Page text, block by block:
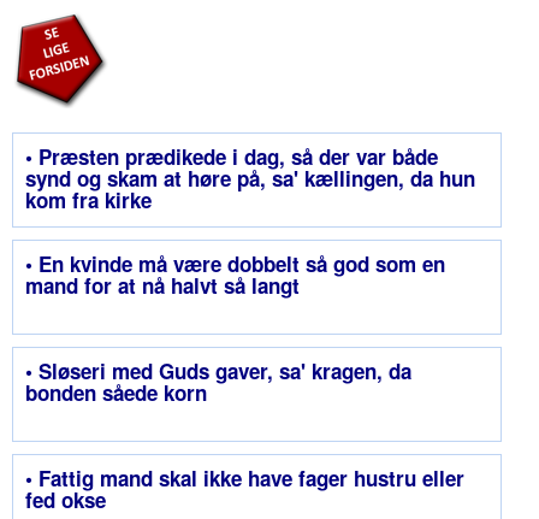
• Præsten prædikede i dag, så der var både
synd og skam at høre på, sa' kællingen, da hun
kom fra kirke
• En kvinde må være dobbelt så god som en
mand for at nå halvt så langt
• Sløseri med Guds gaver, sa' kragen, da
bonden såede korn
• Fattig mand skal ikke have fager hustru eller
fed okse